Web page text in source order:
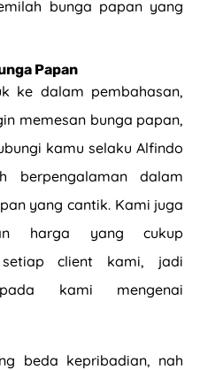
bunga papan yang
Papan
ke dalam pembahasan,
memesan bunga papan,
kamu selaku Alfindo
berpengalaman dalam
yang cantik. Kami juga
harga yang cukup
client kami, jadi
kami mengenai
beda kepribadian, nah